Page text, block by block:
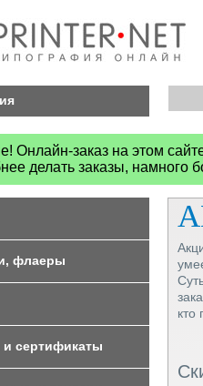
Онлайн-заказ на этом
делать заказы, намного
флаеры
и сертификаты
кто